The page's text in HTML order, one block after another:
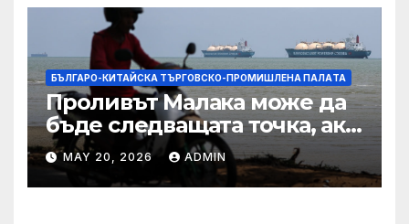
БЪЛГАРО-КИТАЙСКА ТЪРГОВСКО-ПРОМИШЛЕНА ПАЛAТА
Проливът Малака може да
бъде следващата точка, ако
Азия не внимава
MAY 20, 2026 ADMIN